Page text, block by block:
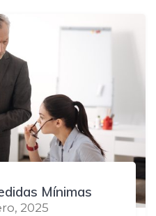
Mínimas
2025